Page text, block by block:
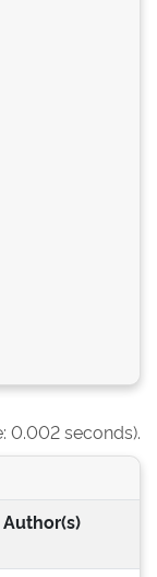
0.002 seconds).
Author(s)